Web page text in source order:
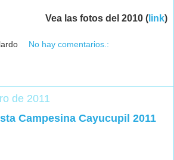
Vea las fotos del 2010 ( link)
No hay comentarios.:
de 2011
Campesina Cayucupil 2011